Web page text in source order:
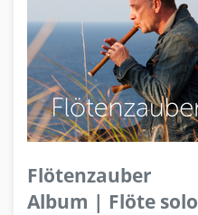
Flötenzauber
Album | Flöte solo